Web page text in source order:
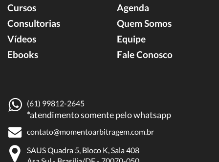
Cursos
Consultorias
Vídeos
Ebooks
Agenda
Quem Somos
Equipe
Fale Conosco
(61) 99812-2645
*atendimento somente pelo whatsapp
contato@momentoarbitragem.com.br
SAUS Quadra 5, Bloco K, Sala 408